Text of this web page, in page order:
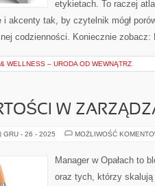
etykietach. To raczej
i akcenty tak, by czytelnik mógł
codzienności. Koniecznie
WELLNESS – URODA OD WEWNĄTRZ
W
GRU - 26 - 2025 MOŻLIWOŚĆ
Manager w Opałach to
oraz tych, którzy skalują